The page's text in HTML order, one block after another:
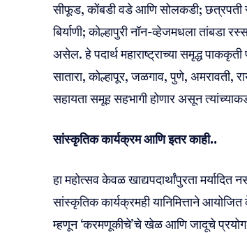
सीफूड, कोंबडी वडे आणि सोलकडी; छत्रपती
बिर्याणी; कोल्हापुरी नॉन-व्हेजमधला तांबडा
असेल. हे पदार्थ महाराष्ट्राच्या समृद्ध
सातारा, कोल्हापूर, जळगाव, पुणे, अमरावती,
सहायता समूह सहभागी होणार असून
सांस्कृतिक कार्यक्रम आणि इतर काही..
हा महोत्सव केवळ खाद्यपदार्थांपुरता
सांस्कृतिक कार्यक्रमही यानिमित्ताने
म्हणून ‘करमणूकीचे’चे खेळ आणि जादूचे प्रयोग